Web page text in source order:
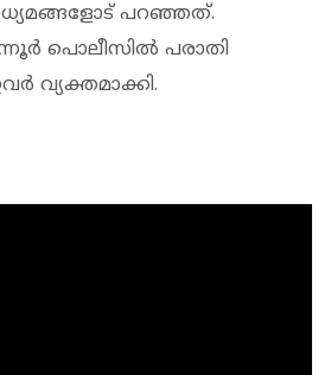
പറഞ്ഞത്.
പൊലീസിൽ പരാതി
വ്യക്തമാക്കി.